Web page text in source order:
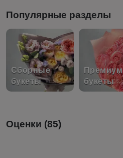
Популярные разделы
Сборные
букеты
Премиум
букеты
Оценки (85)